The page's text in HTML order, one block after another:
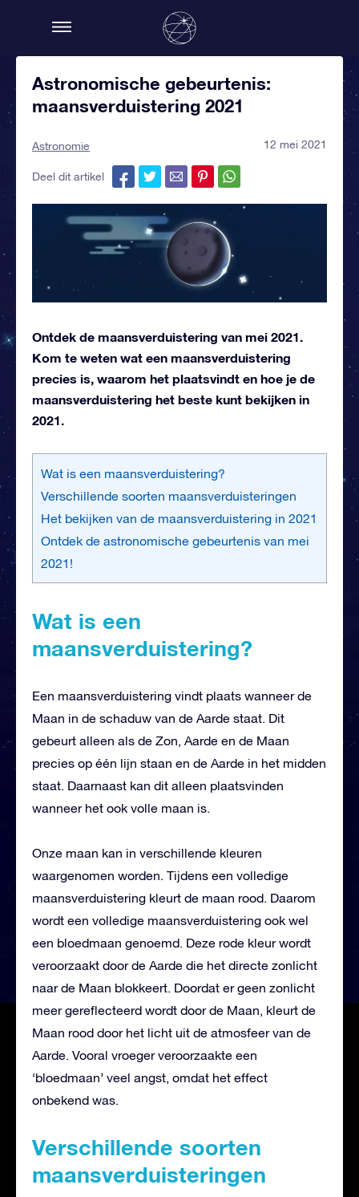
Astronomische gebeurtenis:
maansverduistering 2021
Astronomie 12 mei 2021
Deel dit artikel
Ontdek de maansverduistering van mei 2021.
Kom te weten wat een maansverduistering
precies is, waarom het plaatsvindt en hoe je de
maansverduistering het beste kunt bekijken in
2021.
Wat is een maansverduistering?
Verschillende soorten maansverduisteringen
Het bekijken van de maansverduistering in 2021
Ontdek de astronomische gebeurtenis van mei
2021!
Wat is een
maansverduistering?
Een maansverduistering vindt plaats wanneer de
Maan in de schaduw van de Aarde staat. Dit
gebeurt alleen als de Zon, Aarde en de Maan
precies op één lijn staan en de Aarde in het midden
staat. Daarnaast kan dit alleen plaatsvinden
wanneer het ook volle maan is.
Onze maan kan in verschillende kleuren
waargenomen worden. Tijdens een volledige
maansverduistering kleurt de maan rood. Daarom
wordt een volledige maansverduistering ook wel
een bloedmaan genoemd. Deze rode kleur wordt
veroorzaakt door de Aarde die het directe zonlicht
naar de Maan blokkeert. Doordat er geen zonlicht
meer gereflecteerd wordt door de Maan, kleurt de
Maan rood door het licht uit de atmosfeer van de
Aarde. Vooral vroeger veroorzaakte een
‘bloedmaan’ veel angst, omdat het effect
onbekend was.
Verschillende soorten
maansverduisteringen